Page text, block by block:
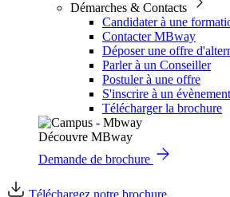
Démarches & Contacts
Candidater à une
Contacter MBway
Déposer une offre
Parler à un Conseiller
Postuler à une offre
S'inscrire à un évènement
Télécharger la brochure
Découvre MBway
Demande de brochure
Téléchargez notre brochure